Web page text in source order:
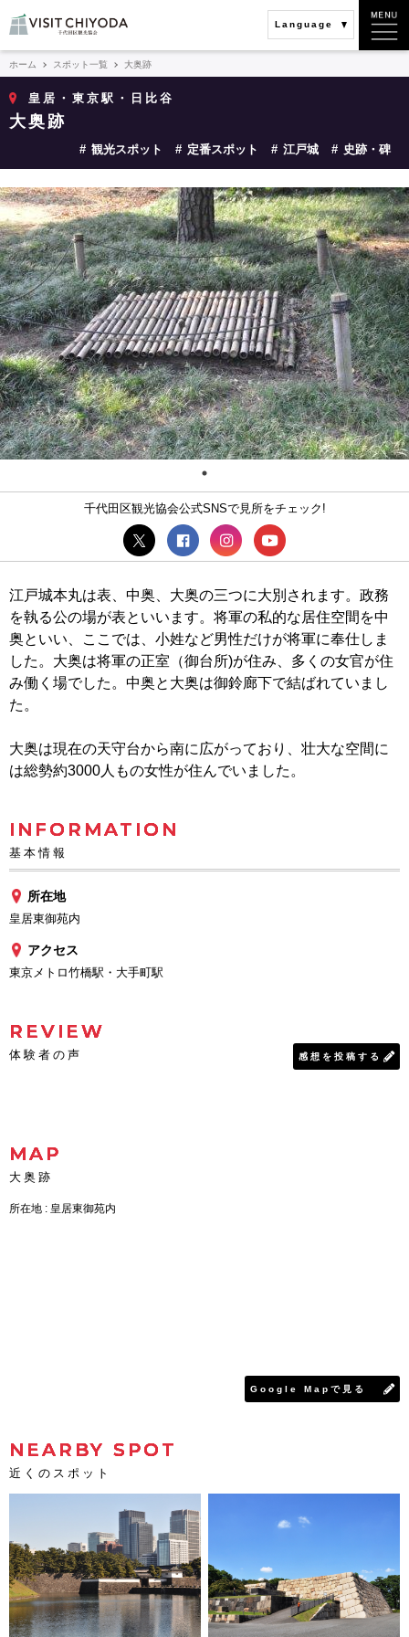
Language
ホーム スポット一覧 大奥跡
皇居・東京駅・日比谷
大奥跡
観光スポット 定番スポット 江戸城 史跡・碑
千代田区観光協会公式SNSで見所をチェック!
江戸城本丸は表、中奥、大奥の三つに大別されます。政務
を執る公の場が表といいます。将軍の私的な居住空間を中
奥といい、ここでは、小姓など男性だけが将軍に奉仕しま
した。大奥は将軍の正室（御台所)が住み、多くの女官が住
み働く場でした。中奥と大奥は御鈴廊下で結ばれていまし
た。
大奥は現在の天守台から南に広がっており、壮大な空間に
は総勢約3000人もの女性が住んでいました。
INFORMATION
基本情報
所在地
皇居東御苑内
アクセス
東京メトロ竹橋駅・大手町駅
REVIEW
体験者の声 感想を投稿する
MAP
大奥跡
Google Mapで見る
所在地 : 皇居東御苑内
NEARBY SPOT
近くのスポット